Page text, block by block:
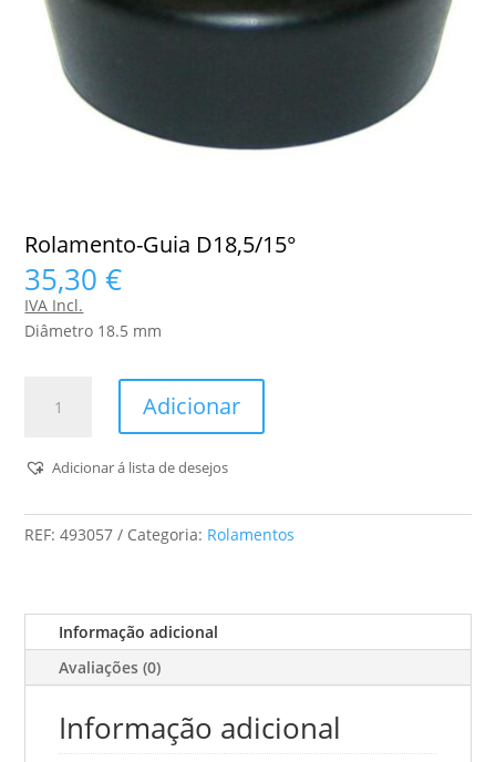
Rolamento-Guia D18,5/15°
35,30€
IVA Incl.
Diâmetro 18.5 mm
Guia
Adicionar
Adicionar á lista de desejos
REF:493057 Categoria: Rolamentos
Informação adicional
Avaliações (0)
Informação adicional